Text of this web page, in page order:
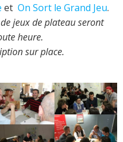
et On Sort le Grand Jeu.
jeux de plateau seront
heure.
sur place.